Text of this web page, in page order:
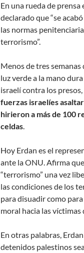
En una rueda de
declarado que “se
las normas
terrorismo”.
Menos de tres
luz verde a la mano
israelí contra los presos,
fuerzas israelíes
hirieron a más de 100
celdas.
Hoy Erdan es el
ante la ONU. Afirma
“terrorismo” una vez
las condiciones de los
para disuadir como
moral hacia las víctimas
En otras palabras,
detenidos palestinos